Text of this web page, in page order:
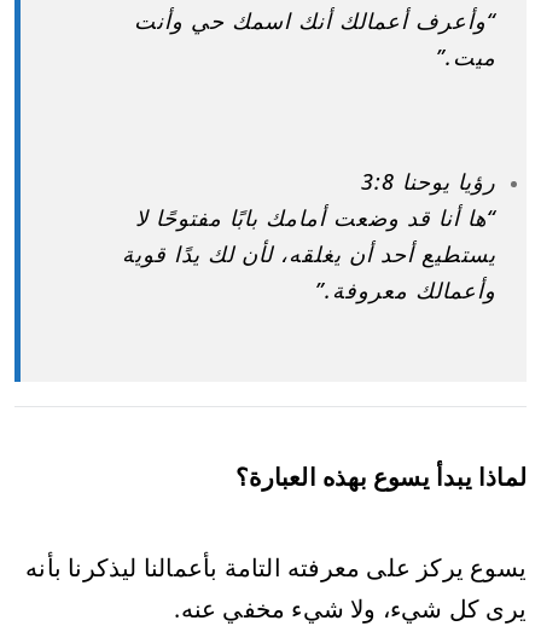
“وأعرف أعمالك أنك اسمك حي وأنت
ميت.”
رؤيا يوحنا 3:8
“ها أنا قد وضعت أمامك بابًا مفتوحًا لا
يستطيع أحد أن يغلقه، لأن لك يدًا قوية
وأعمالك معروفة.”
لماذا يبدأ يسوع بهذه العبارة؟
يسوع يركز على معرفته التامة بأعمالنا ليذكرنا بأنه
يرى كل شيء، ولا شيء مخفي عنه.